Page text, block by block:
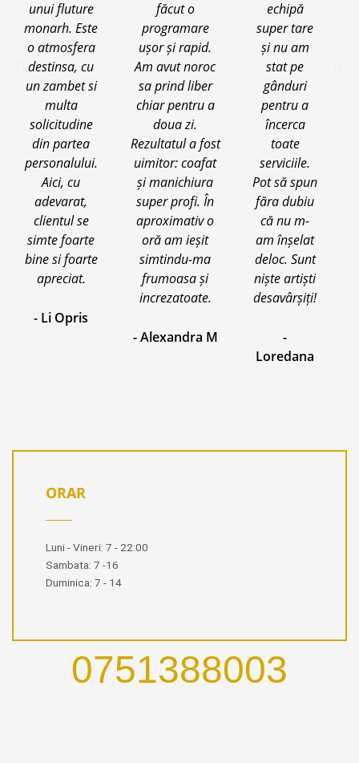
unui fluture
monarh. Este
o atmosfera
destinsa, cu
un zambet si
multa
solicitudine
din partea
personalului.
Aici, cu
adevarat,
clientul se
simte foarte
bine si foarte
apreciat.
- Li Opris
făcut o
programare
ușor și rapid.
Am avut noroc
sa prind liber
chiar pentru a
doua zi.
Rezultatul a fost
uimitor: coafat
și manichiura
super profi. În
aproximativ o
oră am ieșit
simtindu-ma
frumoasa și
increzatoate.
- Alexandra M
echipă
super tare
și nu am
stat pe
gânduri
pentru a
încerca
toate
serviciile.
Pot să spun
făra dubiu
că nu m-
am înșelat
deloc. Sunt
niște artiști
desavârșiți!
-
Loredana
ORAR
Luni - Vineri: 7 - 22:00
Sambata: 7 -16
Duminica: 7 - 14
0751388003